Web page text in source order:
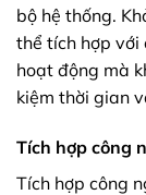
bộ hệ thống.
thể tích hợp với
hoạt động mà
kiệm thời gian
Tích hợp công
Tích hợp công